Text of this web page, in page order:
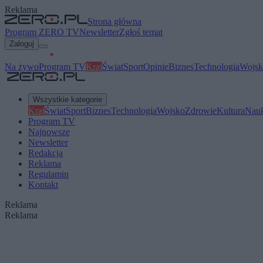
Reklama
Strona główna
Program ZERO TVNewsletterZgłoś temat
Zaloguj
Na żywoProgram TVKrajŚwiatSportOpinieBiznesTechnologia
Wszystkie kategorie
KrajŚwiatSportBiznesTechnologiaWojskoZdrowieKultura
Program TV
Najnowsze
Newsletter
Redakcja
Reklama
Regulamin
Kontakt
Reklama
Reklama